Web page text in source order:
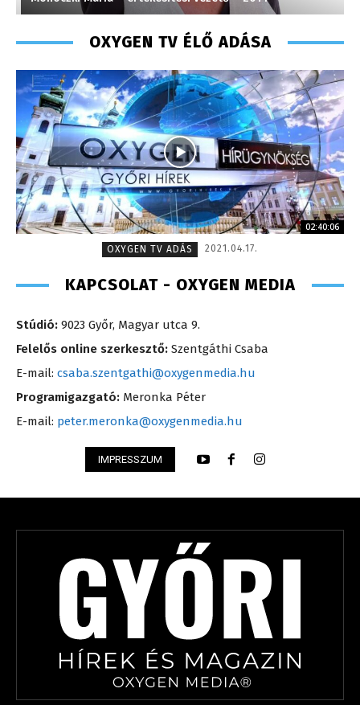
OXYGEN TV ÉLŐ ADÁSA
02:40:06
OXYGEN TV ADÁS
2021.04.17.
KAPCSOLAT - OXYGEN MEDIA
Stúdió: 9023 Győr, Magyar utca 9.
Felelős online szerkesztő: Szentgáthi Csaba
E-mail: csaba.szentgathi@oxygenmedia.hu
Programigazgató: Meronka Péter
E-mail: peter.meronka@oxygenmedia.hu
IMPRESSZUM